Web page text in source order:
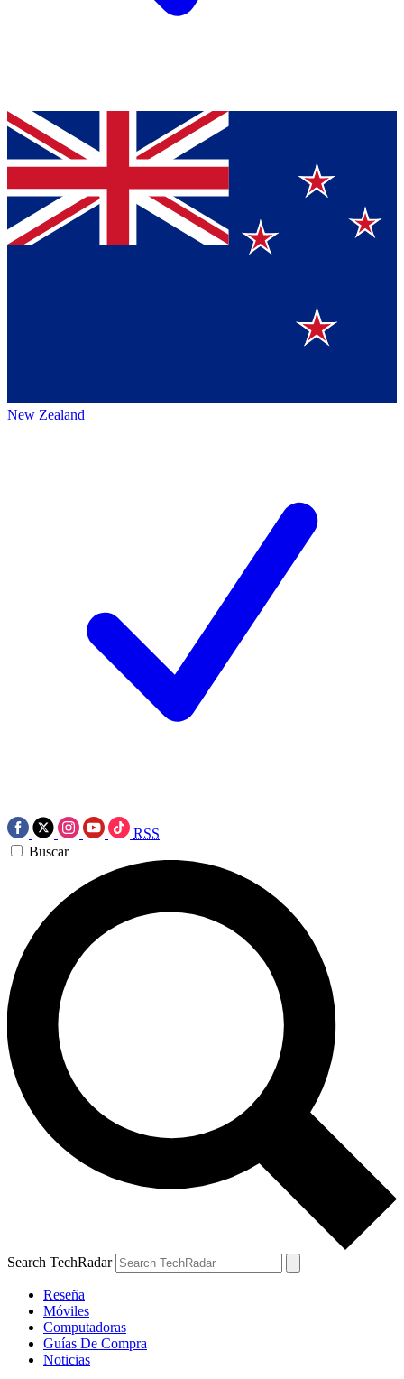
New Zealand
RSS
Buscar
Search TechRadar
Reseña
Móviles
Computadoras
Guías De Compra
Noticias